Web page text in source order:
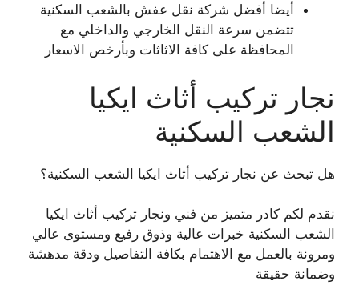
أيضا أفضل شركة نقل عفش بالشعب السكنية
تتضمن سرعة النقل الخارجي والداخلي مع
المحافظة على كافة الاثاثات وبأرخص الاسعار
نجار تركيب أثاث ايكيا
الشعب السكنية
هل تبحث عن نجار تركيب أثاث ايكيا الشعب السكنية؟
نقدم لكم كادر متميز من فني ونجار تركيب أثاث ايكيا
الشعب السكنية خبرات عالية وذوق رفيع ومستوى عالي
ومرونة بالعمل مع الاهتمام بكافة التفاصيل ودقة مدهشة
وضمانة حقيقة